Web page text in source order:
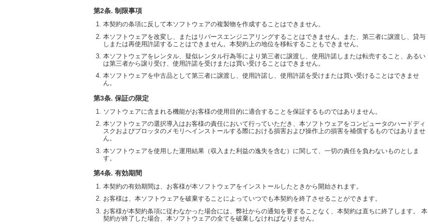
第2条. 制限事項
本契約の条項に反して本ソフトウェアの複製物を作成することはできません。
本ソフトウェアを改変し、またはリバースエンジニアリングすることはできません。また、第三者に譲渡し、貸与
しまたは再使用許諾することはできません。本契約上の地位を移転することもできません。
本ソフトウェアをレンタル、疑似レンタル行為等により第三者に譲渡し、使用許諾しまたは転売すること、あるい
は第三者から譲り受け、使用許諾を受けまたは買い受けることはできません。
本ソフトウェアを中古品として第三者に譲渡し、使用許諾し、使用許諾を受けまたは買い受けることはできませ
ん。
第3条. 保証の限定
ソフトウェアに含まれる機能がお客様の使用目的に適合することを保証するものではありません。
本ソフトウェアの選択導入はお客様の責任において行っていただき、本ソフトウェアをコンピュータのハードディ
スクおよびプロッタのメモリへインストールする際における損害および操作上の損害を補償するものではありませ
ん。
本ソフトウェアを使用した運用結果（収入また利益の逸失を含む）に関して、一切の責任を負わないものとしま
す。
第4条. 有効期間
本契約の有効期間は、お客様が本ソフトウェアをインストールしたときから開始されます。
お客様は、本ソフトウェアを破棄することによっていつでも本契約を終了させることができます。
お客様が本契約条項に従わなかった場合には、弊社からの通知を要することなく、本契約は直ちに終了します。 本
契約が終了した場合、本ソフトウェアの全てを破棄しなければなりません。